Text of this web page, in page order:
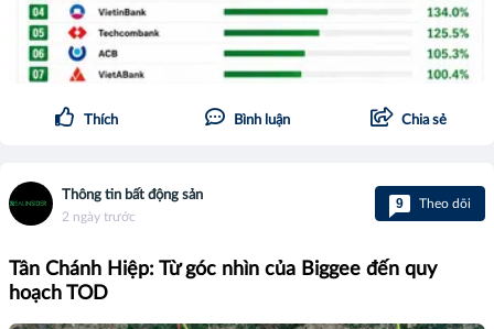
Thích Bình luận Chia sẻ
Thông tin bất động sản
2 ngày trước
9 Theo dõi
Tân Chánh Hiệp: Từ góc nhìn của Biggee đến quy
hoạch TOD